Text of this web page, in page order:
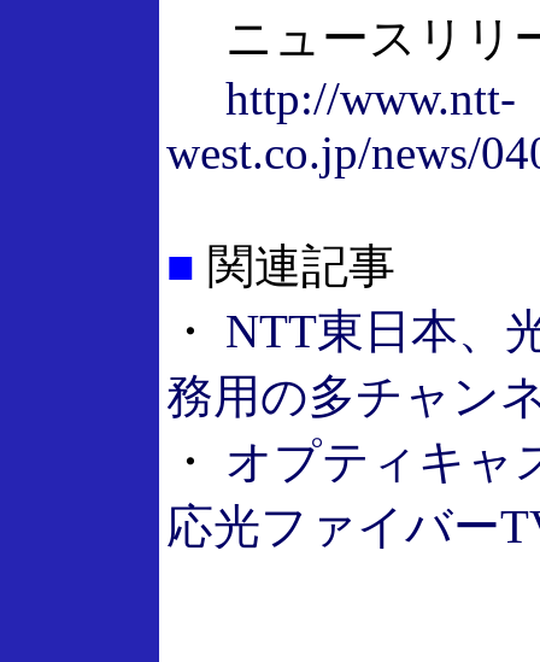
ニュースリリ
http://www.ntt-
west.co.jp/news/
■ 関連記事
・ NTT東日本、
務用の多チャン
・ オプティキャ
応光ファイバー